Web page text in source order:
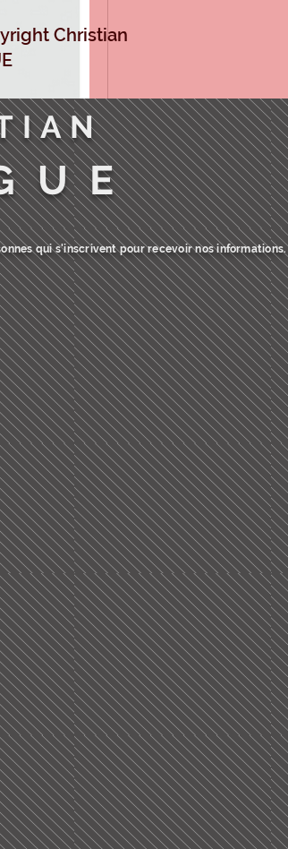
34 vues
Christian
I A N
U E
qui s'inscrivent pour recevoir nos informations.